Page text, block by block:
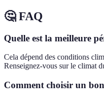
🤔 FAQ
Quelle est la meilleure
Cela dépend des conditions
Renseignez-vous sur le climat
Comment choisir un